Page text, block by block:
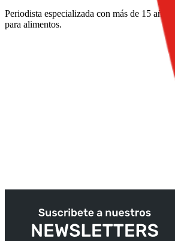
Periodista especializada con más de 15
para alimentos.